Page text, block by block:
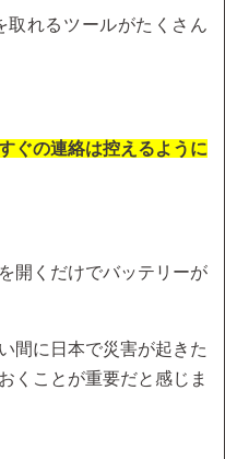
取れるツールがたくさん
ぐの連絡は控えるように
開くだけでバッテリーが
間に日本で災害が起きた
くことが重要だと感じま